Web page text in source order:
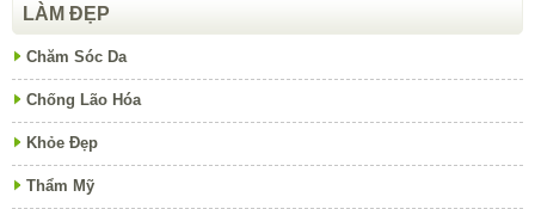
LÀM ĐẸP
Chăm Sóc Da
Chống Lão Hóa
Khỏe Đẹp
Thẩm Mỹ